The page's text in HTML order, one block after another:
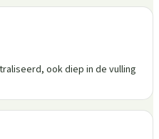
ook diep in de vulling